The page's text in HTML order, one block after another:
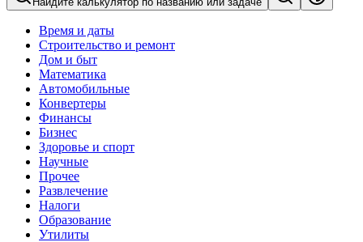
Время и даты
Строительство и ремонт
Дом и быт
Математика
Автомобильные
Конвертеры
Финансы
Бизнес
Здоровье и спорт
Научные
Прочее
Развлечение
Налоги
Образование
Утилиты